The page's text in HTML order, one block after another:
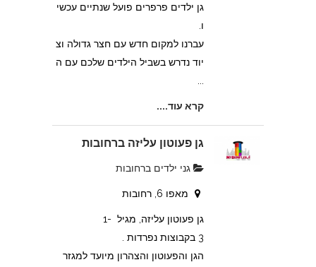
גן ילדים פרפרים פועל שנתיים עכשי
ו.
עברנו למקום חדש עם חצר גדולה וצ
יוד נדרש בשביל הילדים שלכם עם ה
קרא עוד....
גן פעוטון עליזה ברחובות
גני ילדים ברחובות
מאפו 6, רחובות
גן פעוטון עליזה, מגיל 1-
3 בקבוצות נפרדות .
הגן והפעוטון והצהרון מיועד למגזר